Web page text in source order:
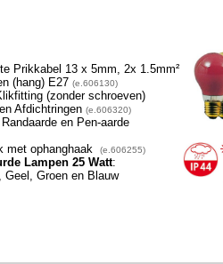
Prikkabel 13 x 5mm, 2x 1.5mm²
(hang) E27 (e.606130)
(zonder schroeven)
Afdichtringen (e.606320)
en Pen-aarde
met ophanghaak (e.606255)
Lampen 25 Watt:
Groen en Blauw